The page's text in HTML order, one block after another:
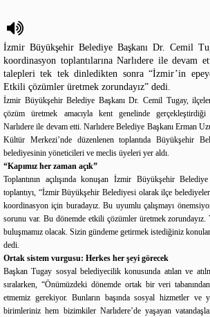
İzmir Büyükşehir Belediye Başkanı Dr. Cemil
koordinasyon toplantılarına Narlıdere ile devam
talepleri tek tek dinledikten sonra “İzmir’in
Etkili çözümler üretmek zorundayız” dedi.
İzmir Büyükşehir Belediye Başkanı Dr. Cemil Tugay,
çözüm üretmek amacıyla kent genelinde gerçekleştirdiği
Narlıdere ile devam etti. Narlıdere Belediye Başkanı Erman
Kültür Merkezi’nde düzenlenen toplantıda Büyükşehir
belediyesinin yöneticileri ve meclis üyeleri yer aldı.
“Kapımız her zaman açık”
Toplantının açılışında konuşan İzmir Büyükşehir
toplantıyı, “İzmir Büyükşehir Belediyesi olarak ilçe
koordinasyon için buradayız. Bu uyumlu çalışmayı
sorunu var. Bu dönemde etkili çözümler üretmek
buluşmamız olacak. Sizin gündeme getirmek istediğiniz konular
dedi.
Ortak sistem vurgusu: Herkes her şeyi görecek
Başkan Tugay sosyal belediyecilik konusunda atılan ve
sıralarken, “Önümüzdeki dönemde ortak bir veri
etmemiz gerekiyor. Bunların başında sosyal hizmetler ve
birimleriniz hem bizimkiler Narlıdere’de yaşayan